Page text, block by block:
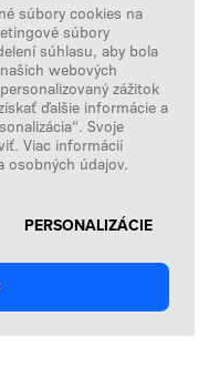
S. A.
súbory cookies na
súbory
súhlasu, aby bola
webových
zážitok
ďalšie informácie a
Svoje
Viac informácií
osobných údajov.
PERSONALIZÁCIE